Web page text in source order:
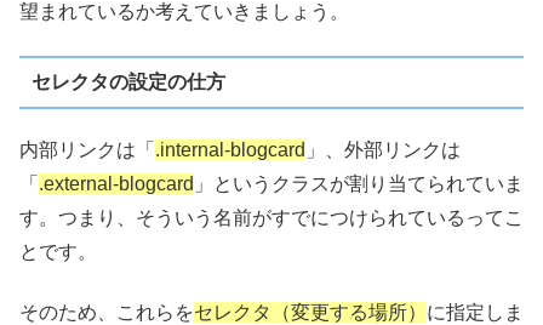
望まれているか考えていきましょう。
セレクタの設定の仕方
内部リンクは「 .internal-blogcard 」、外部リンクは
「 .external-blogcard 」というクラスが割り当てられていま
す。つまり、そういう名前がすでにつけられているってこ
とです。
そのため、これらをセレクタ（変更する場所） に指定しま